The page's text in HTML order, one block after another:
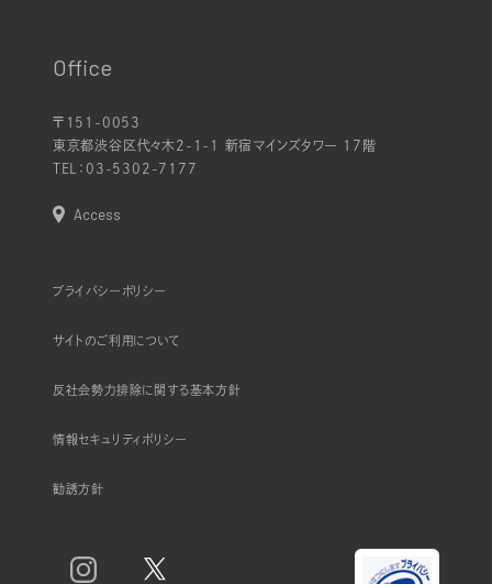
Office
〒151-0053
東京都渋谷区代々木2-1-1 新宿マインズタワー 17階
TEL： 03-5302-7177
Access
プライバシーポリシー
サイトのご利用について
反社会勢力排除に関する基本方針
情報セキュリティポリシー
勧誘方針